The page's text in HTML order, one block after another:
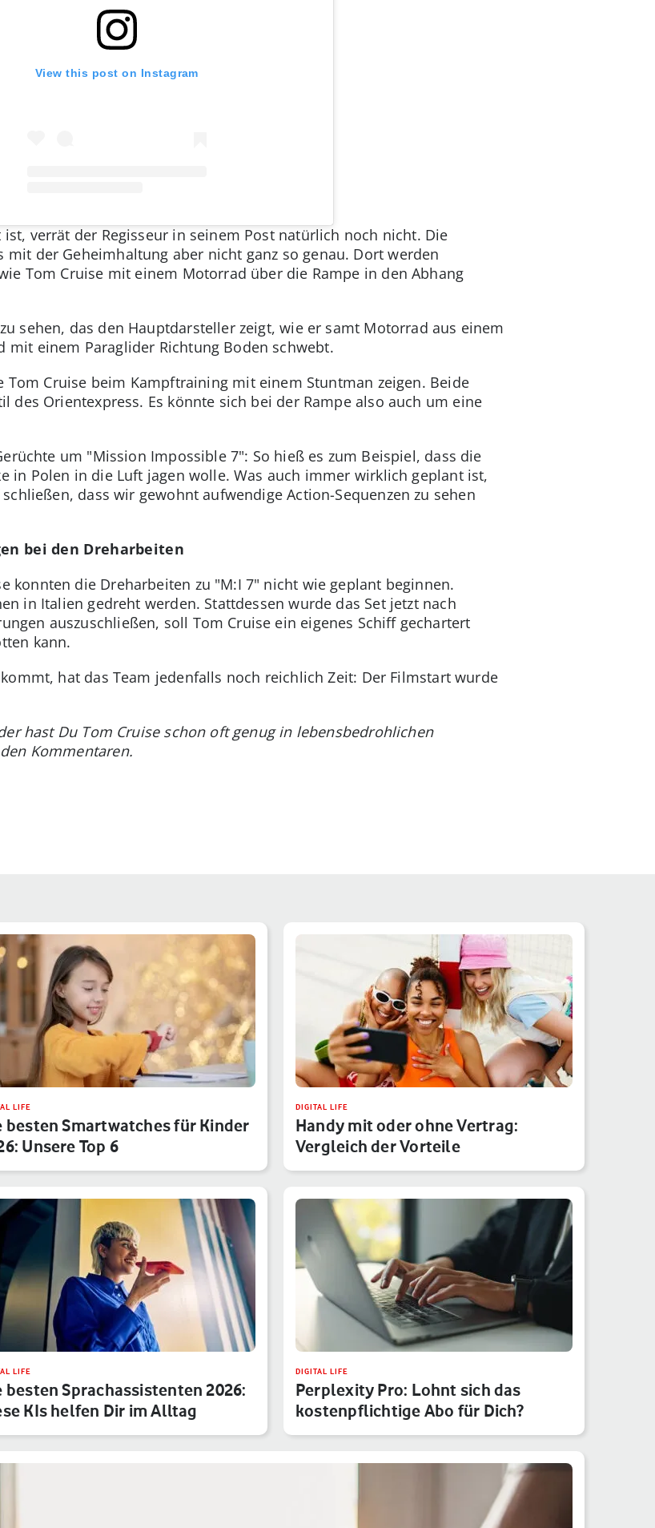
View this post on Instagram
verrät der Regisseur in seinem Post natürlich noch nicht. Die
mit der Geheimhaltung aber nicht ganz so genau. Dort werden
Tom Cruise mit einem Motorrad über die Rampe in den Abhang
sehen, das den Hauptdarsteller zeigt, wie er samt Motorrad aus einem
einem Paraglider Richtung Boden schwebt.
Cruise beim Kampftraining mit einem Stuntman zeigen. Beide
des Orientexpress. Es könnte sich bei der Rampe also auch um eine
um "Mission Impossible 7": So hieß es zum Beispiel, dass die
in Polen in die Luft jagen wolle. Was auch immer wirklich geplant ist,
dass wir gewohnt aufwendige Action-Sequenzen zu sehen
bei den Dreharbeiten
konnten die Dreharbeiten zu "M:I 7" nicht wie geplant beginnen.
in Italien gedreht werden. Stattdessen wurde das Set jetzt nach
auszuschließen, soll Tom Cruise ein eigenes Schiff gechartert
kann.
hat das Team jedenfalls noch reichlich Zeit: Der Filmstart wurde
hast Du Tom Cruise schon oft genug in lebensbedrohlichen
Kommentaren.
LIFE
besten Smartwatches für Kinder
Unsere Top 6
DIGITAL LIFE
Handy mit oder ohne Vertrag:
Vergleich der Vorteile
LIFE
besten Sprachassistenten 2026:
KIs helfen Dir im Alltag
DIGITAL LIFE
Perplexity Pro: Lohnt sich das
kostenpflichtige Abo für Dich?